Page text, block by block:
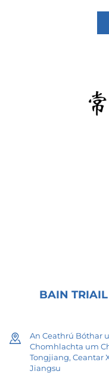
BAIN
An Ceathrú Bóthar
Chomhlachta um
Tongjiang, Ceantar
Jiangsu